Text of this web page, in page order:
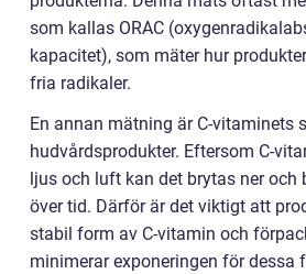
som kallas ORAC
kapacitet), som mäter hur
fria radikaler.
En annan mätning är C-vitaminets
hudvårdsprodukter. Eftersom C-
ljus och luft kan det brytas ner
över tid. Därför är det viktigt att
stabil form av C-vitamin och
minimerar exponeringen för dessa